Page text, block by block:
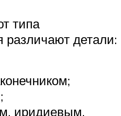
типа
различают детали:
иридиевым.